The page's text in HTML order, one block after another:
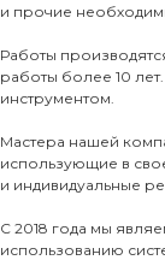
и прочие
Работы
работы более 10
инструментом.
Мастера нашей
использующие в
и индивидуальные
С 2018 года мы
использованию